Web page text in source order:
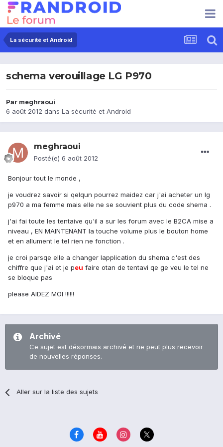
La sécurité et Android
schema verouillage LG P970
Par meghraoui
6 août 2012 dans La sécurité et Android
meghraoui
Posté(e) 6 août 2012
Bonjour tout le monde ,
je voudrez savoir si qelqun pourrez maidez car j'ai acheter un lg
p970 a ma femme mais elle ne se souvient plus du code shema .
j'ai fai toute les tentaive qu'il a sur les forum avec le B2CA mise a
niveau , EN MAINTENANT la touche volume plus le bouton home
et en allument le tel rien ne fonction .
je croi parsqe elle a changer lapplication du shema c'est des
chiffre que j'ai et je peu faire otan de tentavi qe ge veu le tel ne
se bloque pas
please AIDEZ MOI !!!!!!
Archivé
Ce sujet est désormais archivé et ne peut plus recevoir
de nouvelles réponses.
Aller sur la liste des sujets